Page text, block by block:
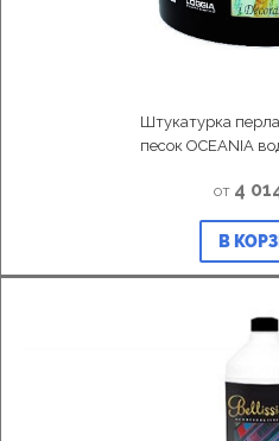
Штукатурка
песок OCEANIA
от 4
В